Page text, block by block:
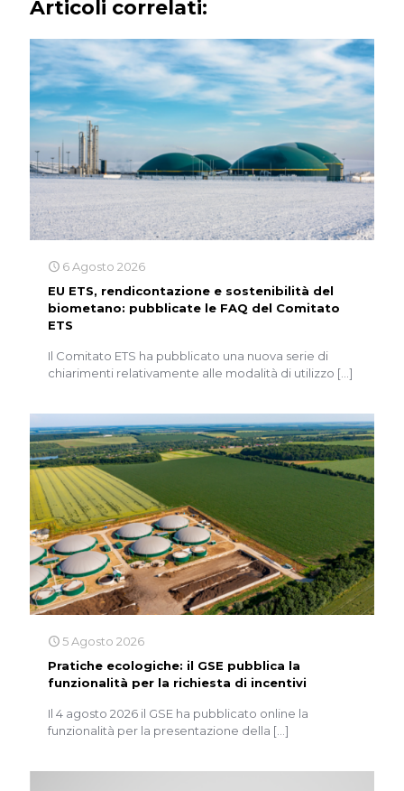
Articoli correlati:
6 Agosto 2026
EU ETS, rendicontazione e sostenibilità del
biometano: pubblicate le FAQ del Comitato
ETS
Il Comitato ETS ha pubblicato una nuova serie di
chiarimenti relativamente alle modalità di utilizzo […]
5 Agosto 2026
Pratiche ecologiche: il GSE pubblica la
funzionalità per la richiesta di incentivi
Il 4 agosto 2026 il GSE ha pubblicato online la
funzionalità per la presentazione della […]